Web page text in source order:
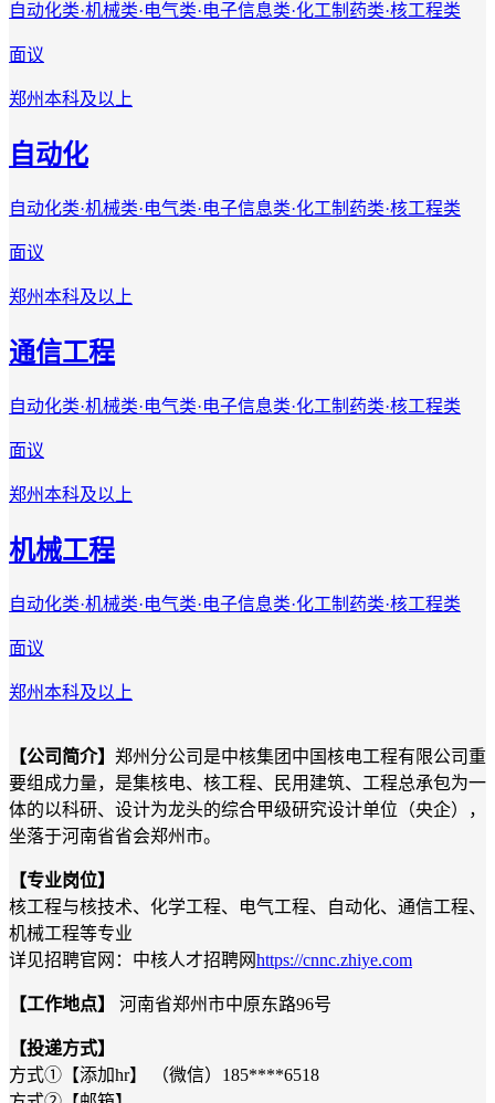
自动化类·机械类·电气类·电子信息类·化工制药类·核工程类
面议
郑州本科及以上
自动化
自动化类·机械类·电气类·电子信息类·化工制药类·核工程类
面议
郑州本科及以上
通信工程
自动化类·机械类·电气类·电子信息类·化工制药类·核工程类
面议
郑州本科及以上
机械工程
自动化类·机械类·电气类·电子信息类·化工制药类·核工程类
面议
郑州本科及以上
【公司简介】 郑州分公司是中核集团中国核电工程有限公司重
要组成力量，是集核电、核工程、民用建筑、工程总承包为一
体的以科研、设计为龙头的综合甲级研究设计单位（央企），
坐落于河南省省会郑州市。
【专业岗位】
核工程与核技术、化学工程、电气工程、自动化、通信工程、
机械工程等专业
详见招聘官网：中核人才招聘网https://cnnc.zhiye.com
【工作地点】 河南省郑州市中原东路96号
【投递方式】
方式①【添加hr】 （微信）185****6518